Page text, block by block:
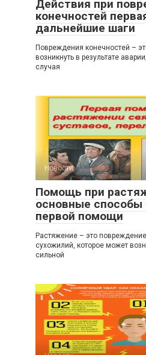
Действия при
конечностей
дальнейшие шаги
Повреждения конечностей –
возникнуть в результате
случая
Новости
Помощь при
основные способы
первой помощи
Растяжение – это
сухожилий, которое может
сильной